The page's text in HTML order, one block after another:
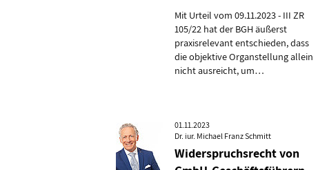
Mit Urteil vom 09.11.2023 - III ZR
105/22 hat der BGH äußerst
praxisrelevant entschieden, dass
die objektive Organstellung allein
nicht ausreicht, um…
01.11.2023
Dr. iur. Michael Franz Schmitt
Widerspruchsrecht von